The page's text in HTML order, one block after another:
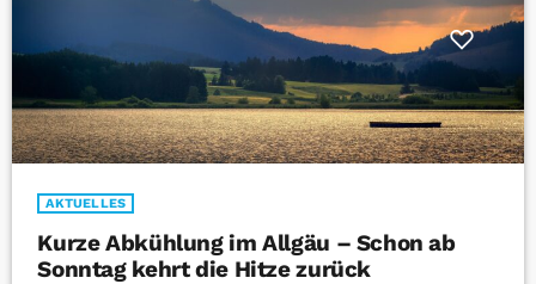
AKTUELLES
Kurze Abkühlung im Allgäu – Schon ab
Sonntag kehrt die Hitze zurück